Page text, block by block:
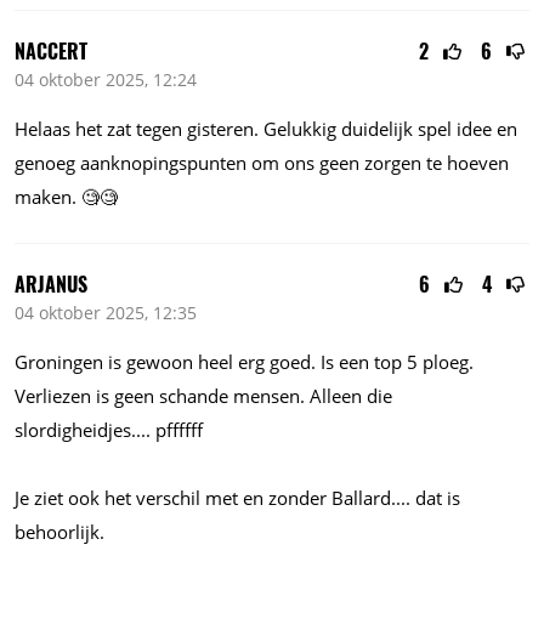
2 6
NACCERT
04 oktober 2025, 12:24
Helaas het zat tegen gisteren. Gelukkig duidelijk spel idee en
genoeg aanknopingspunten om ons geen zorgen te hoeven
maken. 🧐🧐
6 4
ARJANUS
04 oktober 2025, 12:35
Groningen is gewoon heel erg goed. Is een top 5 ploeg.
Verliezen is geen schande mensen. Alleen die
slordigheidjes.... pffffff
Je ziet ook het verschil met en zonder Ballard.... dat is
behoorlijk.